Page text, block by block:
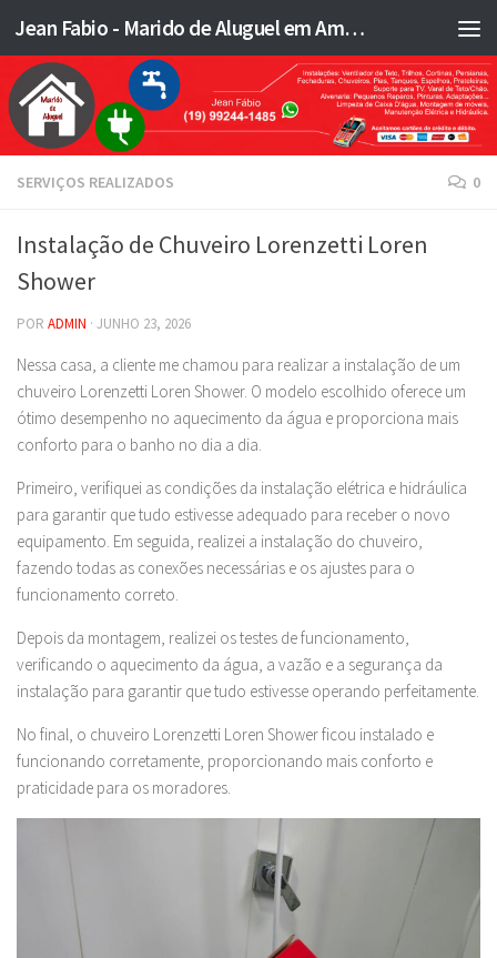
Skip to content Jean Fabio - Marido de Aluguel em Americana SP e região - JFMA
SERVIÇOS REALIZADOS 0
Instalação de Chuveiro Lorenzetti Loren
Shower
POR ADMIN · JUNHO 23, 2026
Nessa casa, a cliente me chamou para realizar a instalação de um
chuveiro Lorenzetti Loren Shower. O modelo escolhido oferece um
ótimo desempenho no aquecimento da água e proporciona mais
conforto para o banho no dia a dia.
Primeiro, verifiquei as condições da instalação elétrica e hidráulica
para garantir que tudo estivesse adequado para receber o novo
equipamento. Em seguida, realizei a instalação do chuveiro,
fazendo todas as conexões necessárias e os ajustes para o
funcionamento correto.
Depois da montagem, realizei os testes de funcionamento,
verificando o aquecimento da água, a vazão e a segurança da
instalação para garantir que tudo estivesse operando perfeitamente.
No final, o chuveiro Lorenzetti Loren Shower ficou instalado e
funcionando corretamente, proporcionando mais conforto e
praticidade para os moradores.